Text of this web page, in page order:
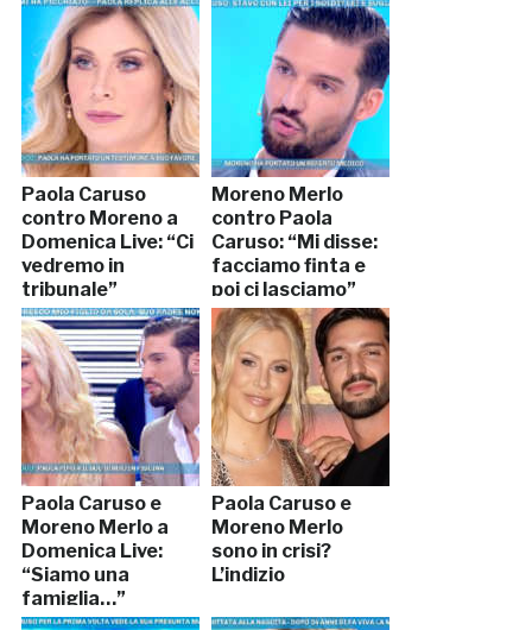
Paola Caruso
contro Moreno a
Domenica Live: “Ci
vedremo in
tribunale”
Moreno Merlo
contro Paola
Caruso: “Mi disse:
facciamo finta e
poi ci lasciamo”
Paola Caruso e
Moreno Merlo a
Domenica Live:
“Siamo una
famiglia…”
Paola Caruso e
Moreno Merlo
sono in crisi?
L’indizio